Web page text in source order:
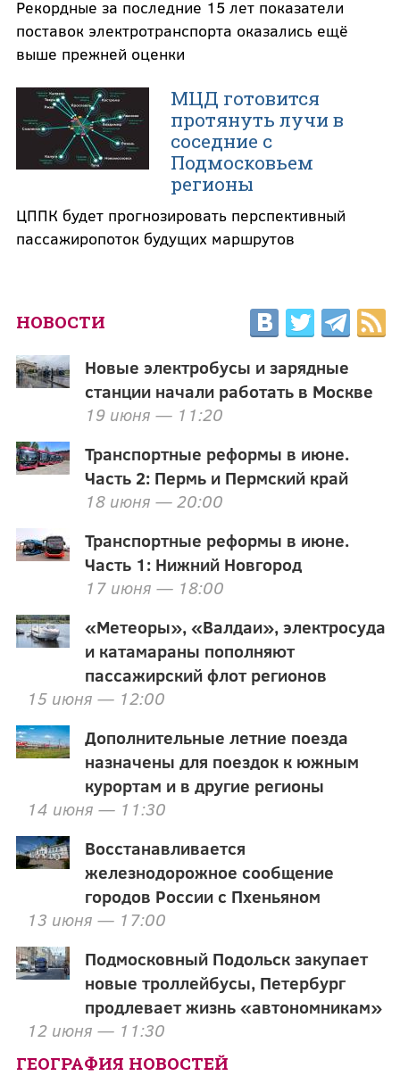
Рекордные за последние 15 лет показатели
поставок электротранспорта оказались ещё
выше прежней оценки
МЦД готовится
протянуть лучи в
соседние с
Подмосковьем
регионы
ЦППК будет прогнозировать перспективный
пассажиропоток будущих маршрутов
НОВОСТИ
Новые электробусы и зарядные
станции начали работать в Москве
19 июня — 11:20
Транспортные реформы в июне.
Часть 2: Пермь и Пермский край
18 июня — 20:00
Транспортные реформы в июне.
Часть 1: Нижний Новгород
17 июня — 18:00
«Метеоры», «Валдаи», электросуда
и катамараны пополняют
пассажирский флот регионов
15 июня — 12:00
Дополнительные летние поезда
назначены для поездок к южным
курортам и в другие регионы
14 июня — 11:30
Восстанавливается
железнодорожное сообщение
городов России с Пхеньяном
13 июня — 17:00
Подмосковный Подольск закупает
новые троллейбусы, Петербург
продлевает жизнь «автономникам»
12 июня — 11:30
ГЕОГРАФИЯ НОВОСТЕЙ